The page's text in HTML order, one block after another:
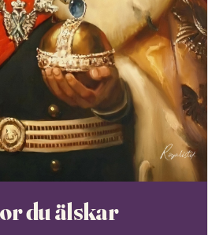
du älskar